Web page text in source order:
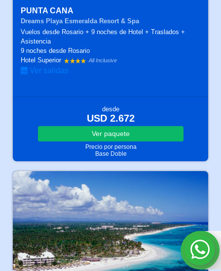
PUNTA CANA
Dreams Playa Esmeralda Resort & Spa
Vuelos desde Rosario + 9 noches de Hotel + Traslados +
Asistencia
9 nochesdesde Rosario
Hotel Superior
All Inclusive
Ver salidas
desde
USD 2.672
Ver paquete
Precio por persona
Base Doble